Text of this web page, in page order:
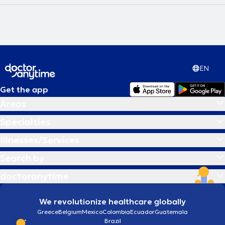
EN
Get the app
We revolutionize healthcare globally
GreeceBelgiumMexicoColombiaEcuadorGuatemala
Brazil